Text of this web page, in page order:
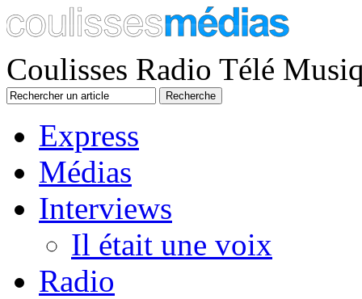
Coulisses Radio Télé
Express
Médias
Interviews
Il était une voix
Radio